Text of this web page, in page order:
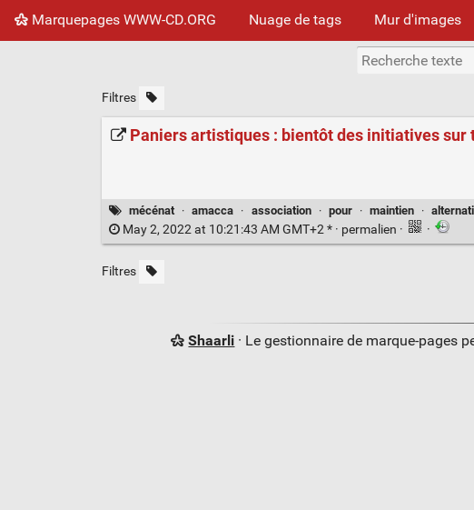
Marquepages WWW-CD.ORG Nuage de tags Mur d'images
Filtres
Paniers artistiques : bientôt des initiatives sur
mécénat · amacca · association · pour · maintien ·
May 2, 2022 at 10:21:43 AM GMT+2 * · permalien · ·
Filtres
Shaarli · Le gestionnaire de marque-pages